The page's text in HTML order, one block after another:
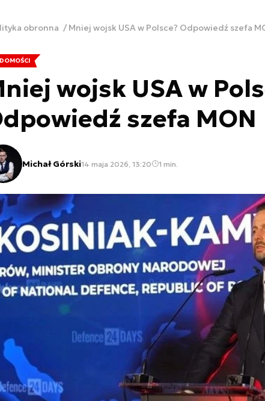
obronna Mniej wojsk USA w Polsce? Odpowiedź szefa
wojsk USA w
szefa MON
Michał Górski14 maja 2026, 13:20 1 min.